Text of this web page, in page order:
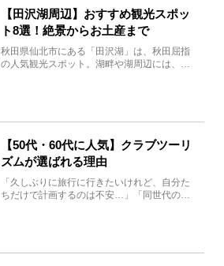
【田沢湖周辺】おすすめ観光スポッ
ト8選！絶景からお土産まで
秋田県仙北市にある「田沢湖」は、秋田屈指
の人気観光スポット。湖畔や湖周辺には、田
【50代・60代に人気】クラブツーリ
ズムが選ばれる理由
「久しぶりに旅行に行きたいけれど、自分た
ちだけで計画するのは不安…」「同世代の方